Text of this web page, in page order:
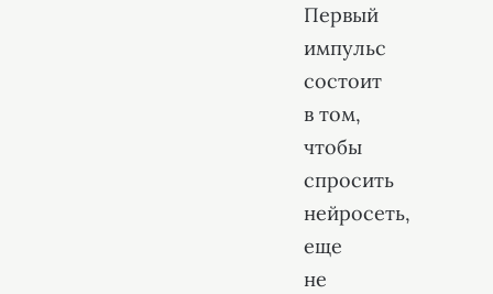
Первый
импульс
состоит
в том,
чтобы
спросить
нейросеть,
еще
не